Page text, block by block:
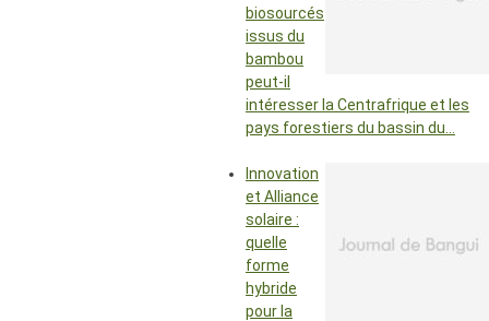
biosourcés
issus du
bambou
peut-il
intéresser la Centrafrique et les
pays forestiers du bassin du…
Innovation
et Alliance
solaire :
quelle
forme
hybride
pour la